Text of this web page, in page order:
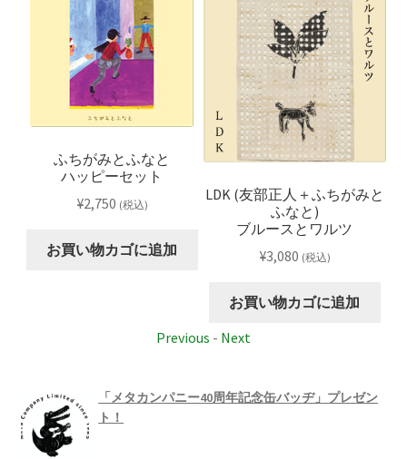
ふちがみとふなと
ハッピーセット
¥2,750 (税込)
お買い物カゴに追加
LDK (友部正人＋ふちがみと
ふなと)
ブルースとワルツ
¥3,080 (税込)
お買い物カゴに追加
Previous - Next
「メタカンパニー40周年記念缶バッヂ」プレゼン
ト！